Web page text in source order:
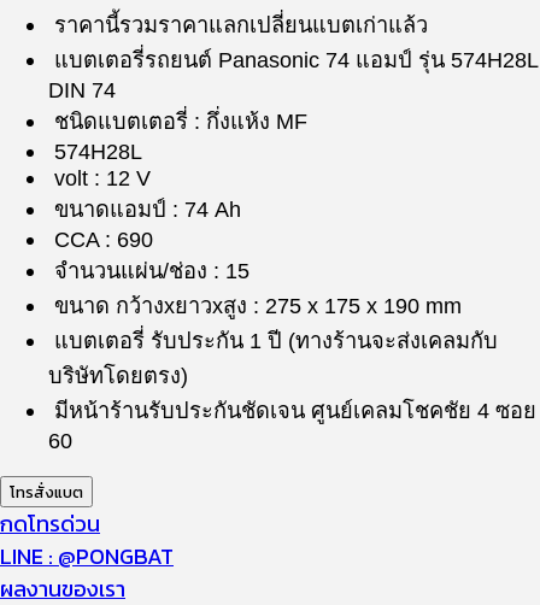
was:
฿3,400.00.
is:
฿3,000.00.
ราคานี้รวมราคาแลกเปลี่ยนแบตเก่าแล้ว
แบตเตอรี่รถยนต์ Panasonic 74 แอมป์ รุ่น 574H28L
DIN 74
ชนิดแบตเตอรี่ : กึ่งแห้ง MF
574H28L
volt : 12 V
ขนาดแอมป์ : 74 Ah
CCA : 690
จำนวนแผ่น/ช่อง : 15
ขนาด กว้างxยาวxสูง : 275 x 175 x 190 mm
แบตเตอรี่ รับประกัน 1 ปี (ทางร้านจะส่งเคลมกับ
บริษัทโดยตรง)
มีหน้าร้านรับประกันชัดเจน ศูนย์เคลมโชคชัย 4 ซอย
60
โทรสั่งแบต
กดโทรด่วน
LINE : @PONGBAT
ผลงานของเรา